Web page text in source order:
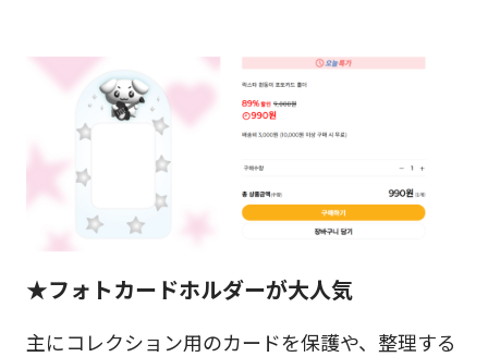
★フォトカードホルダーが大人気
主にコレクション用のカードを保護や、整理する